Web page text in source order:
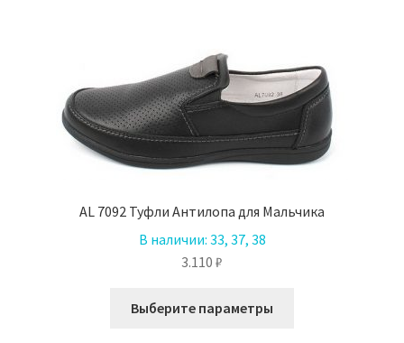
Опции
можно
выбрать
на
странице
AL 7092 Туфли Антилопа для Мальчика
В наличии: 33, 37, 38
3.110 ₽
Выберите параметры